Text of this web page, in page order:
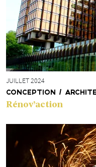
JUILLET 2024
CONCEPTION /
Rénov’action